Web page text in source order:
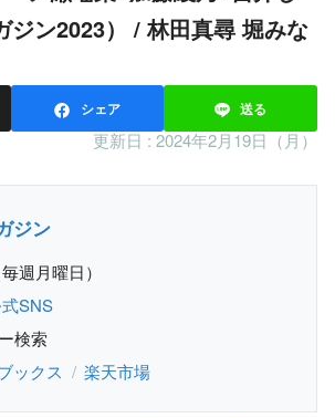
ジン2023） / 林田真尋 堀みな
シェア 送る
更新日 : 2024年2月19日（月）
ジン
週月曜日）
SNS
検索
ックス 楽天市場